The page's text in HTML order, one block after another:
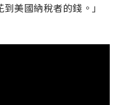
美國納稅者的錢。」